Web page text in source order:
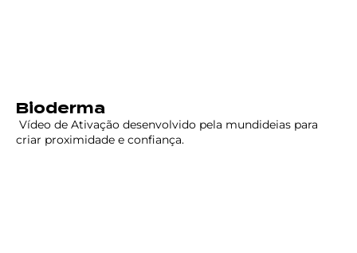
Bioderma
Vídeo de Ativação desenvolvido pela mundideias para
criar proximidade e confiança.